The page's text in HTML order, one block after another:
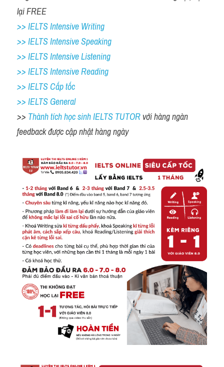
lại FREE
>> IELTS Intensive Writing
>> IELTS Intensive Speaking
>> IELTS Intensive Listening
>> IELTS Intensive Reading
>> IELTS Cấp tốc
>> IELTS General
>> Thành tích học sinh IELTS TUTOR với hàng ngàn
feedback được cập nhật hàng ngày